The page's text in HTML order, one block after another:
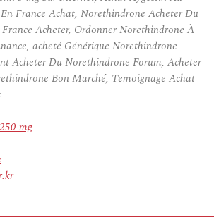
France Achat, Norethindrone Acheter Du
Acheter, Ordonner Norethindrone À
acheté Générique Norethindrone
Acheter Du Norethindrone Forum, Acheter
Bon Marché, Temoignage Achat
mg